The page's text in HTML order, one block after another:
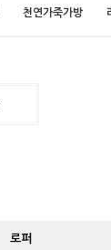
천연가죽가방
로퍼